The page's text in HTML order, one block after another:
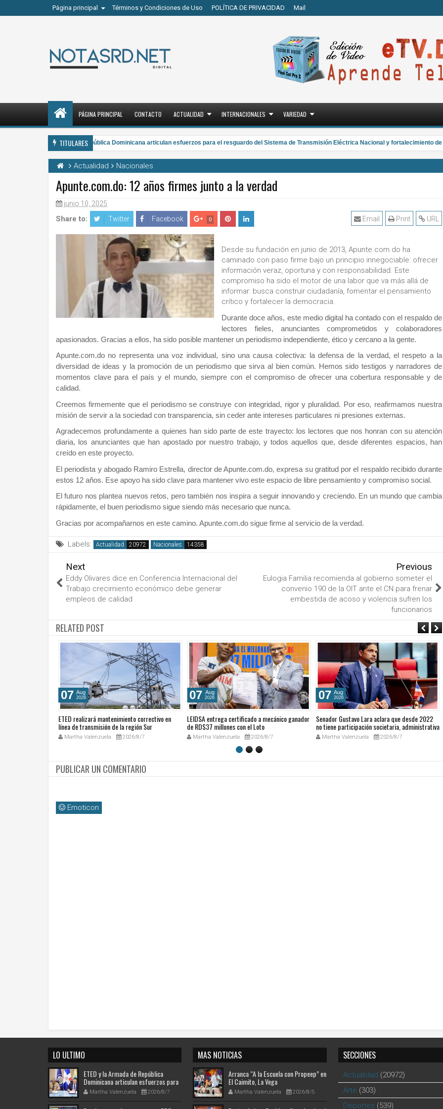
Página principal Términos y Condiciones de Uso POLÍTICA DE PRIVACIDAD Mail
PÁGINA PRINCIPAL CONTACTO ACTUALIDAD INTERNACIONALES VARIEDAD
TITULARES
ETED y la Armada de República Dominicana articulan esfuerzos para el resguardo del Sistema de Transmisión Eléctrica Nacional y fortalecimiento de
Actualidad Nacionales
Apunte.com.do: 12 años firmes junto a la verdad
junio 10, 2025
Share to: Twitter Facebook 0 URL
Print
Email
Desde su fundación en junio de 2013, Apunte.com.do ha
caminado con paso firme bajo un principio innegociable: ofrecer
información veraz, oportuna y con responsabilidad. Este
compromiso ha sido el motor de una labor que va más allá de
informar: busca construir ciudadanía, fomentar el pensamiento
crítico y fortalecer la democracia.
Durante doce años, este medio digital ha contado con el respaldo de
lectores fieles, anunciantes comprometidos y colaboradores
apasionados. Gracias a ellos, ha sido posible mantener un periodismo independiente, ético y cercano a la gente.
Apunte.com.do no representa una voz individual, sino una causa colectiva: la defensa de la verdad, el respeto a la
diversidad de ideas y la promoción de un periodismo que sirva al bien común. Hemos sido testigos y narradores de
momentos clave para el país y el mundo, siempre con el compromiso de ofrecer una cobertura responsable y de
calidad.
Creemos firmemente que el periodismo se construye con integridad, rigor y pluralidad. Por eso, reafirmamos nuestra
misión de servir a la sociedad con transparencia, sin ceder ante intereses particulares ni presiones externas.
Agradecemos profundamente a quienes han sido parte de este trayecto: los lectores que nos honran con su atención
diaria, los anunciantes que han apostado por nuestro trabajo, y todos aquellos que, desde diferentes espacios, han
creído en este proyecto.
El periodista y abogado Ramiro Estrella, director de Apunte.com.do, expresa su gratitud por el respaldo recibido durante
estos 12 años. Ese apoyo ha sido clave para mantener vivo este espacio de libre pensamiento y compromiso social.
El futuro nos plantea nuevos retos, pero también nos inspira a seguir innovando y creciendo. En un mundo que cambia
rápidamente, el buen periodismo sigue siendo más necesario que nunca.
Gracias por acompañarnos en este camino. Apunte.com.do sigue firme al servicio de la verdad.
Labels: Actualidad Nacionales
Next
Eddy Olivares dice en Conferencia Internacional del
Trabajo crecimiento económico debe generar
empleos de calidad
Previous
Eulogia Familia recomienda al gobierno someter el
convenio 190 de la OIT ante el CN para frenar
embestida de acoso y violencia sufren los
funcionarios
RELATED POST
07 Aug
2026
ETED realizará mantenimiento correctivo en
línea de transmisión de la región Sur
Martha Valenzuela 2026/8/7
07 Aug
2026
LEIDSA entrega certificado a mecánico ganador
de RD$37 millones con el Loto
Martha Valenzuela 2026/8/7
07 Aug
2026
Senador Gustavo Lara aclara que desde 2022
no tiene participación societaria, administrativa
ni comercial en GESPRO
Martha Valenzuela 2026/8/7
PUBLICAR UN COMENTARIO
Emoticon
LO ULTIMO
ETED y la Armada de República
Dominicana articulan esfuerzos para
el resguardo del Sistema de
Transmisión Eléctrica Nacional y
Martha Valenzuela 2026/8/7
MAS NOTICIAS
Arranca “A la Escuela con Propeep” en
El Caimito, La Vega
Martha Valenzuela 2026/8/5
SECCIONES
Actualidad (20972)
Arte (303)
Deportes (539)